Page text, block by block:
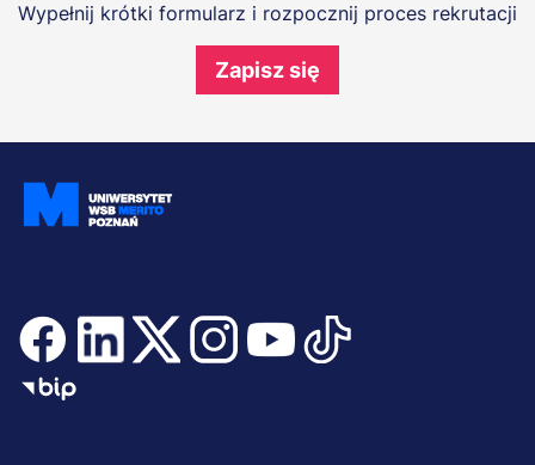
Wypełnij krótki formularz i rozpocznij proces rekrutacji
Zapisz się